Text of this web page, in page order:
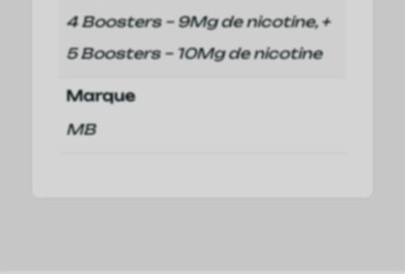
4 Boosters – 9Mg de nicotine, +
5 Boosters – 10Mg de nicotine
Marque
MB